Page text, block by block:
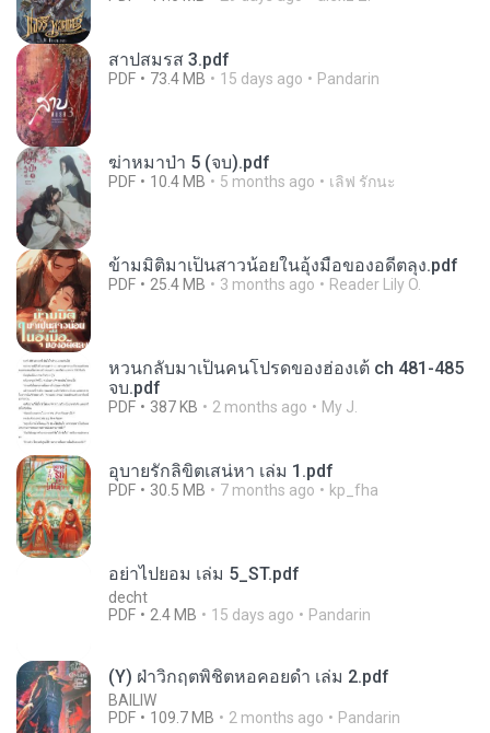
สาปสมรส 3.pdf
PDF 73.4 MB 15 days ago Pandarin
ฆ่าหมาป่า 5 (จบ).pdf
PDF 10.4 MB 5 months ago เลิฟ รักนะ
ข้ามมิติมาเป็นสาวน้อยในอุ้งมือของอดีตลุง.pdf
PDF 25.4 MB 3 months ago Reader Lily O.
หวนกลับมาเป็นคนโปรดของฮ่องเต้ ch 481-485
จบ.pdf
PDF 387 KB 2 months ago My J.
อุบายรักลิขิตเสน่หา เล่ม 1.pdf
PDF 30.5 MB 7 months ago kp_fha
อย่าไปยอม เล่ม 5_ST.pdf
decht
PDF
2.4 MB 15 days ago Pandarin
(Y) ฝ่าวิกฤตพิชิตหอคอยดำ เล่ม 2.pdf
BAILIW
PDF
109.7 MB 2 months ago Pandarin